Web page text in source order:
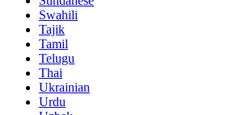
Swahili
Tajik
Tamil
Telugu
Thai
Ukrainian
Urdu